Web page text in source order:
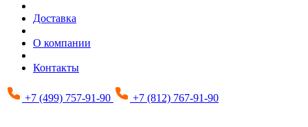
Доставка
О компании
Контакты
+7 (499) 757-91-90 +7 (812) 767-91-90